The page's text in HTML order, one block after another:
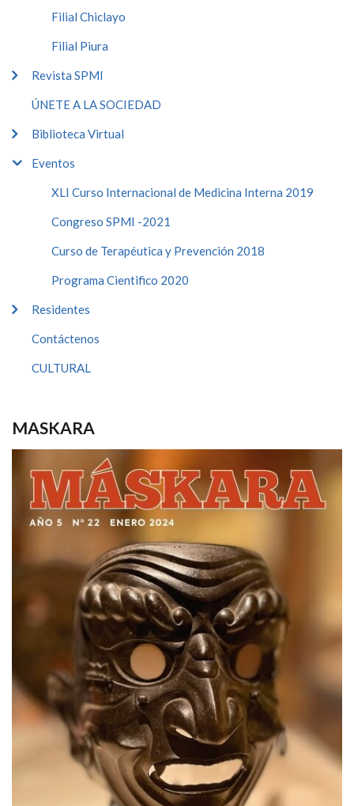
Filial Chiclayo
Filial Piura
Revista SPMI
ÚNETE A LA SOCIEDAD
Biblioteca Virtual
Eventos
XLI Curso Internacional de Medicina Interna 2019
Congreso SPMI -2021
Curso de Terapéutica y Prevención 2018
Programa Cientifico 2020
Residentes
Contáctenos
CULTURAL
MASKARA